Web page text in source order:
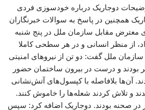
دوجاریک درباره خودسوزی فردی
همچنین در پاسخ به سوالات خبرنگاران
معترض مقابل سازمان ملل در پنج شنبه
از منظر انسانی و در هر سطحی کاملا
ملل گفت: دو تن از نیروهای امنیتی
بودند و درست در بیرون ساختمان حضور
آن‌ها بلافاصله با کپسول‌های آتش‌نشانی
و تلاش کردند شعله‌ها را خاموش کنند.
در صحنه بودند. دوجاریک اضافه کرد: سپس